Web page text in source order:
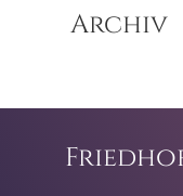
Archiv